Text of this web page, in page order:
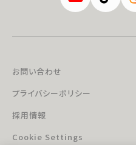
お問い合わせ
プライバシーポリシー
採用情報
Cookie Settings